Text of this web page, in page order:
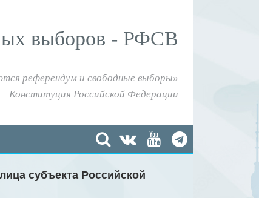
выборов - РФСВ
референдум и свободные выборы»
Конституция Российской Федерации
субъекта Российской